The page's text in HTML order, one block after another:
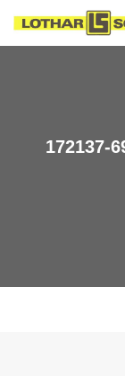
172137-